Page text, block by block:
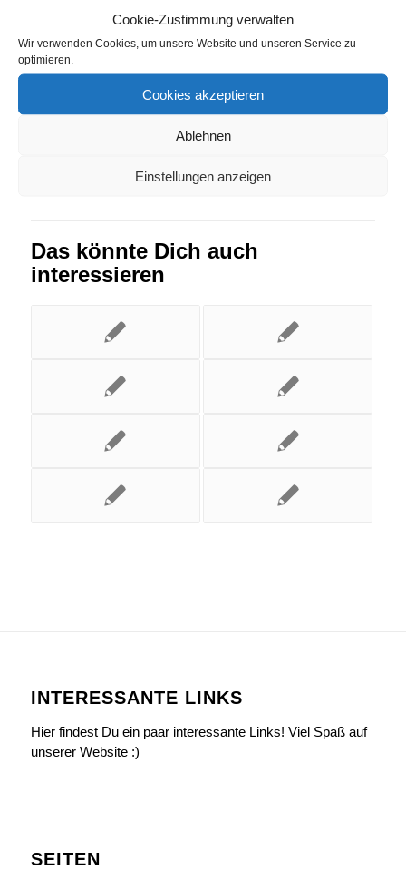
Cookie-Zustimmung verwalten
Wir verwenden Cookies, um unsere Website und unseren Service zu
optimieren.
Cookies akzeptieren
Ablehnen
Einstellungen anzeigen
Strompreisvergleich Waffenbrunn
Eintrag teilen
Das könnte Dich auch
interessieren
INTERESSANTE LINKS
Hier findest Du ein paar interessante Links! Viel Spaß auf
unserer Website :)
SEITEN